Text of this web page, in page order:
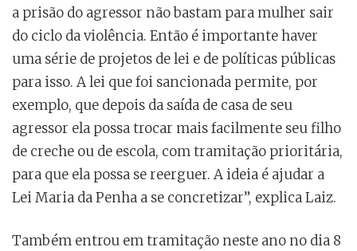
a prisão do agressor não bastam para mulher sair
do ciclo da violência. Então é importante haver
uma série de projetos de lei e de políticas públicas
para isso. A lei que foi sancionada permite, por
exemplo, que depois da saída de casa de seu
agressor ela possa trocar mais facilmente seu filho
de creche ou de escola, com tramitação prioritária,
para que ela possa se reerguer. A ideia é ajudar a
Lei Maria da Penha a se concretizar”, explica Laiz.
Também entrou em tramitação neste ano no dia 8